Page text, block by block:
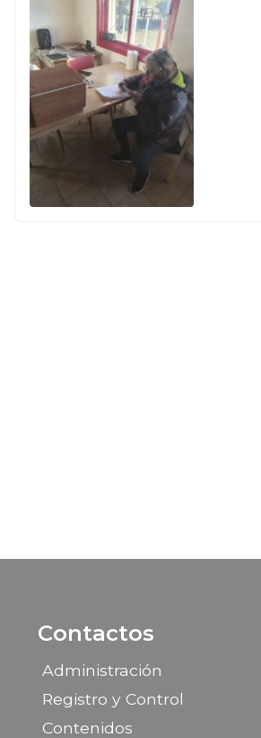
Contactos
Administración
Registro y Control
Contenidos